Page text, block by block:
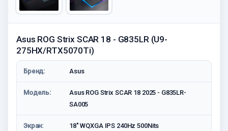
Asus ROG Strix SCAR 18 - G835LR (U9-
275HX/RTX5070Ti)
Бренд: Asus
Модель:
Asus ROG Strix SCAR 18 2025 - G835LR-
SA005
Экран: 18" WQXGA IPS 240Hz 500Nits